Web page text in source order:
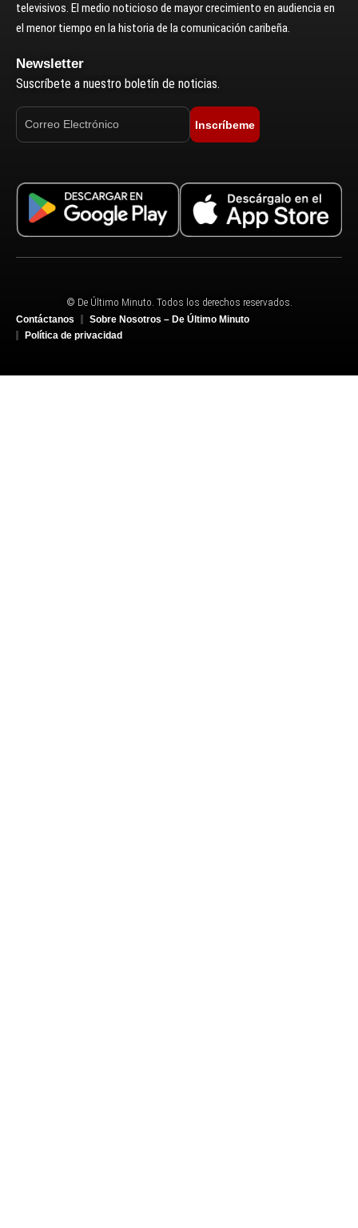
televisivos. El medio noticioso de mayor crecimiento en audiencia en
el menor tiempo en la historia de la comunicación caribeña.
Newsletter
Suscríbete a nuestro boletín de noticias.
Inscríbeme
© De Último Minuto. Todos los derechos reservados.
Contáctanos
Sobre Nosotros – De Último Minuto
Política de privacidad